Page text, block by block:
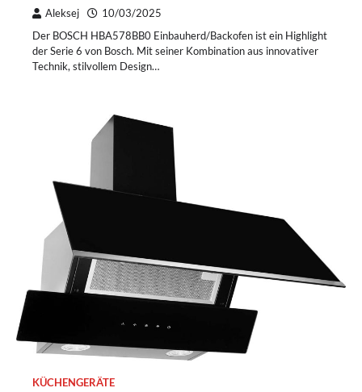
Aleksej 10/03/2025
Der BOSCH HBA578BB0 Einbauherd/Backofen ist ein Highlight
der Serie 6 von Bosch. Mit seiner Kombination aus innovativer
Technik, stilvollem Design…
KÜCHENGERÄTE